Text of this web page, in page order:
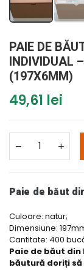
PAIE DE
INDIVIDUAL
(197X6MM)
49,61 lei
Paie de băut
Culoare: natur;
Dimensiune:
Cantitate: 400
Paie de băut
băutură doriți